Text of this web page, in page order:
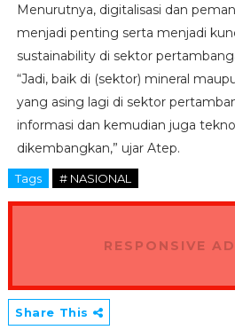
Menurutnya, digitalisasi dan
menjadi penting serta menjadi
sustainability di sektor
“Jadi, baik di (sektor) mineral
yang asing lagi di sektor
informasi dan kemudian juga
dikembangkan,” ujar Atep.
Tags # NASIONAL
RESPONSIVE
Share This